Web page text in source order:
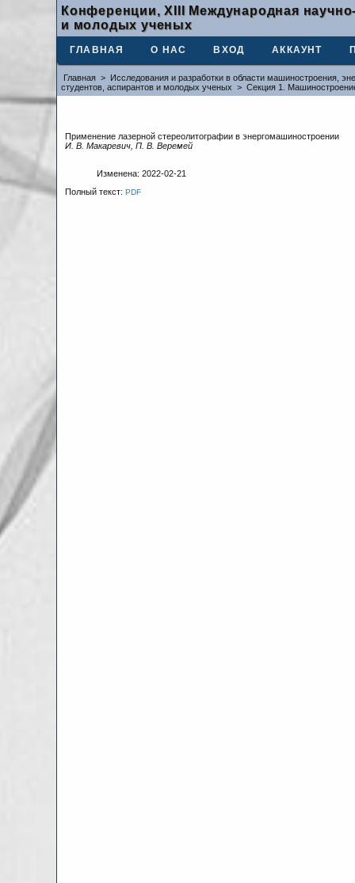
Конференции, XIII Международная
и молодых ученых
ГЛАВНАЯ О НАС ВХОД АККАУНТ
Главная > Исследования и разработки в области машиностроения,
студентов, аспирантов и молодых ученых > Секция 1.
Применение лазерной стереолитографии в энергомашиностроении
И. В. Макаревич, П. В. Веремей
Изменена: 2022-02-21
Полный текст:PDF